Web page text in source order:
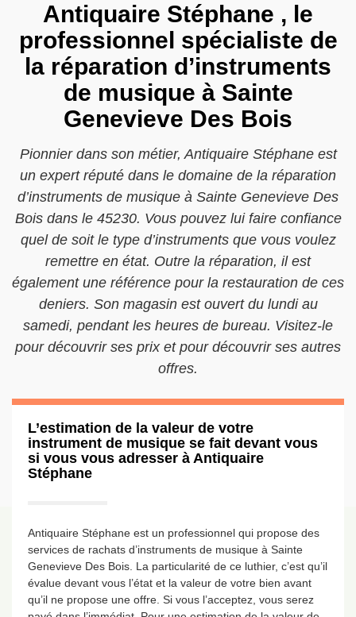
Antiquaire Stéphane , le
professionnel spécialiste de
la réparation d’instruments
de musique à Sainte
Genevieve Des Bois
Pionnier dans son métier, Antiquaire Stéphane est
un expert réputé dans le domaine de la réparation
d’instruments de musique à Sainte Genevieve Des
Bois dans le 45230. Vous pouvez lui faire confiance
quel de soit le type d’instruments que vous voulez
remettre en état. Outre la réparation, il est
également une référence pour la restauration de ces
deniers. Son magasin est ouvert du lundi au
samedi, pendant les heures de bureau. Visitez-le
pour découvrir ses prix et pour découvrir ses autres
offres.
L’estimation de la valeur de votre
instrument de musique se fait devant vous
si vous vous adresser à Antiquaire
Stéphane
Antiquaire Stéphane est un professionnel qui propose des
services de rachats d’instruments de musique à Sainte
Genevieve Des Bois. La particularité de ce luthier, c’est qu’il
évalue devant vous l’état et la valeur de votre bien avant
qu’il ne propose une offre. Si vous l’acceptez, vous serez